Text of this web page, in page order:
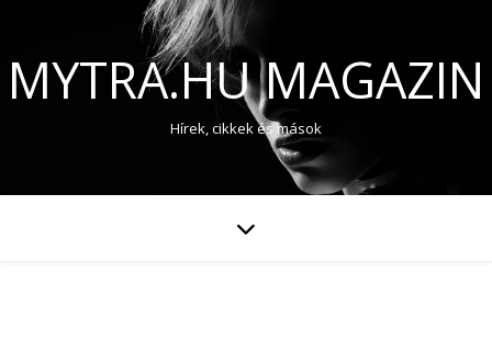
MYTRA.HU MAGAZIN
Hírek, cikkek és mások